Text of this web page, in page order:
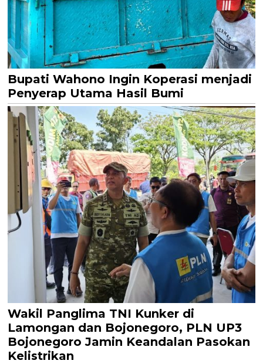
Bupati Wahono Ingin Koperasi menjadi
Penyerap Utama Hasil Bumi
Wakil Panglima TNI Kunker di
Lamongan dan Bojonegoro, PLN UP3
Bojonegoro Jamin Keandalan Pasokan
Kelistrikan